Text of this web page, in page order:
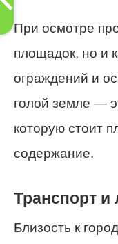
При осмотре
площадок, но и
ограждений и
голой земле —
которую стоит
содержание.
Транспорт и
Близость к